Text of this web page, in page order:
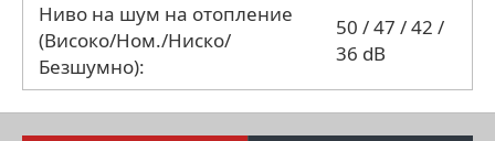
Ниво на шум на отопление
(Високо/Ном./Ниско/
Безшумно):
50 / 47 / 42 /
36 dB